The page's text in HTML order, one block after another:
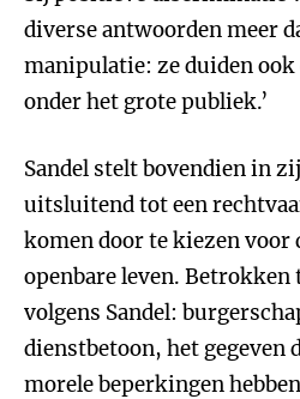
diverse antwoorden meer
manipulatie: ze duiden ook
onder het grote publiek.’
Sandel stelt bovendien in
uitsluitend tot een
komen door te kiezen voor
openbare leven. Betrokken
volgens Sandel:
dienstbetoon, het gegeven
morele beperkingen